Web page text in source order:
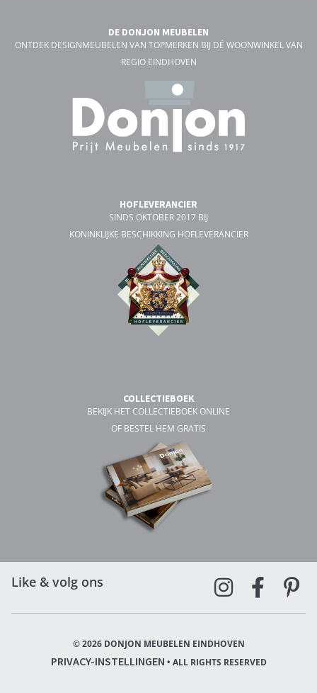
DE DONJON MEUBELEN
ONTDEK DESIGNMEUBELEN VAN TOPMERKEN BIJ DÉ WOONWINKEL VAN
REGIO EINDHOVEN
HOFLEVERANCIER
SINDS OKTOBER 2017 BIJ
KONINKLIJKE BESCHIKKING HOFLEVERANCIER
COLLECTIEBOEK
BEKIJK HET COLLECTIEBOEK ONLINE
OF BESTEL HEM GRATIS
Like & volg ons
© 2026 DONJON MEUBELEN EINDHOVEN
PRIVACY-INSTELLINGEN • ALL RIGHTS RESERVED